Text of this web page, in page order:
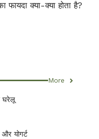
क्या-क्या होता है?
More
घरेलू
योगर्ट